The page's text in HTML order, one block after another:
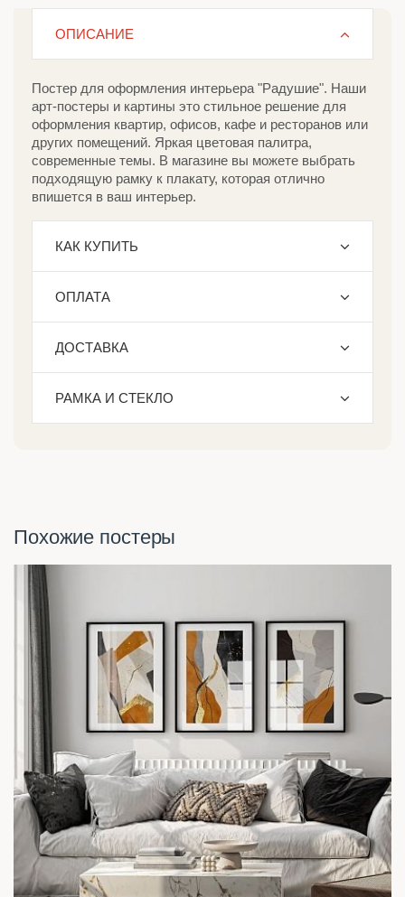
ОПИСАНИЕ
Постер для оформления интерьера "Радушие". Наши
арт-постеры и картины это стильное решение для
оформления квартир, офисов, кафе и ресторанов или
других помещений. Яркая цветовая палитра,
современные темы. В магазине вы можете выбрать
подходящую рамку к плакату, которая отлично
впишется в ваш интерьер.
КАК КУПИТЬ
ОПЛАТА
ДОСТАВКА
РАМКА И СТЕКЛО
Похожие постеры